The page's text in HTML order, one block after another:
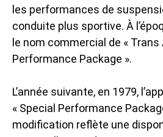
les performances de
conduite plus sportive. À
le nom commercial de « Trans
Performance Package ».
L’année suivante, en 1979,
« Special Performance
modification reflète une